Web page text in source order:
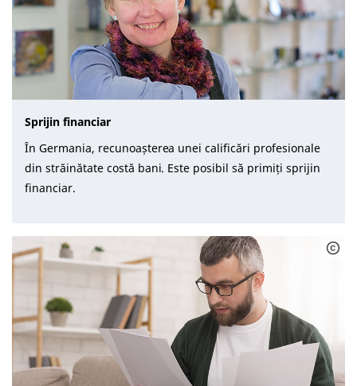
Sprijin financiar
În Germania, recunoașterea unei calificări profesionale
din străinătate costă bani. Este posibil să primiți sprijin
financiar.